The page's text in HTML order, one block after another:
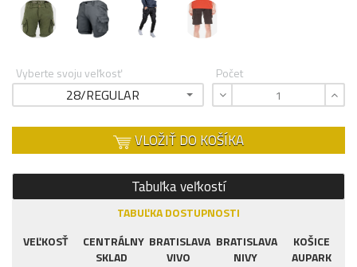
Vyberte svoju veľkosť
28/REGULAR
Počet
VLOŽIŤ DO KOŠÍKA
Tabuľka veľkostí
TABUĽKA DOSTUPNOSTI
VEĽKOSŤ
CENTRÁLNY
SKLAD
BRATISLAVA
VIVO
BRATISLAVA
NIVY
KOŠICE
AUPARK